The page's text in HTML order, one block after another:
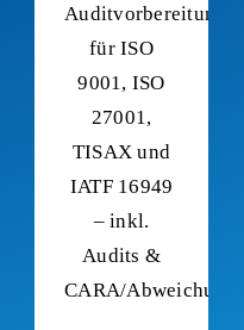
Auditvorbereitung
für ISO
9001, ISO
27001,
TISAX und
IATF 16949
– inkl.
Audits &
CARA/